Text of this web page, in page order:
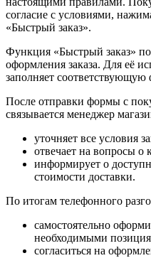
согласие с условиями,
«Быстрый заказ».
Функция «Быстрый заказ»
оформления заказа. Для её
заполняет соответствующую
После отправки формы с
связывается менеджер
уточняет все условия
отвечает на вопросы о
информирует о
стоимости доставки.
По итогам телефонного
самостоятельно
необходимыми
согласиться на